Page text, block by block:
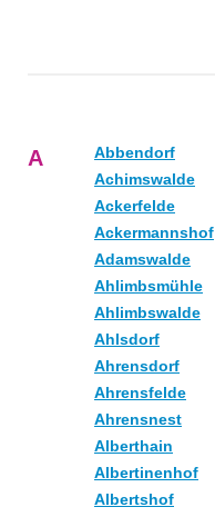
A
Abbendorf
Achimswalde
Ackerfelde
Ackermannshof
Adamswalde
Ahlimbsmühle
Ahlimbswalde
Ahlsdorf
Ahrensdorf
Ahrensfelde
Ahrensnest
Alberthain
Albertinenhof
Albertshof